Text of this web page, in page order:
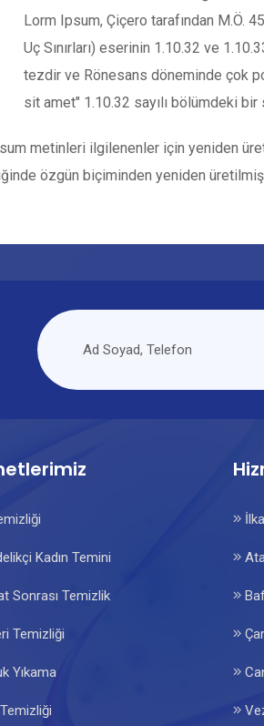
Lorm Ipsum, Çiçero tarafından M.Ö.
Uç Sınırları) eserinin 1.10.32 ve
tezdir ve Rönesans döneminde çok
sit amet" 1.10.32 sayılı bölümdeki bir
metinleri ilgilenenler için yeniden
özgün biçiminden yeniden
Kadın Temini
Sonrası Temizlik
Temizliği
Yıkama